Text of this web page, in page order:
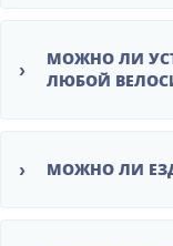
›
МОЖНО ЛИ
ЛЮБОЙ
› МОЖНО ЛИ